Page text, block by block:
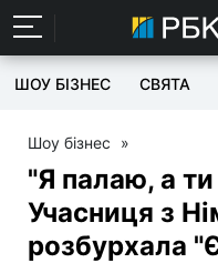
ШОУ БІЗНЕС СВЯТА
Шоу бізнес »
"Я палаю, а
Учасниця з
розбурхала